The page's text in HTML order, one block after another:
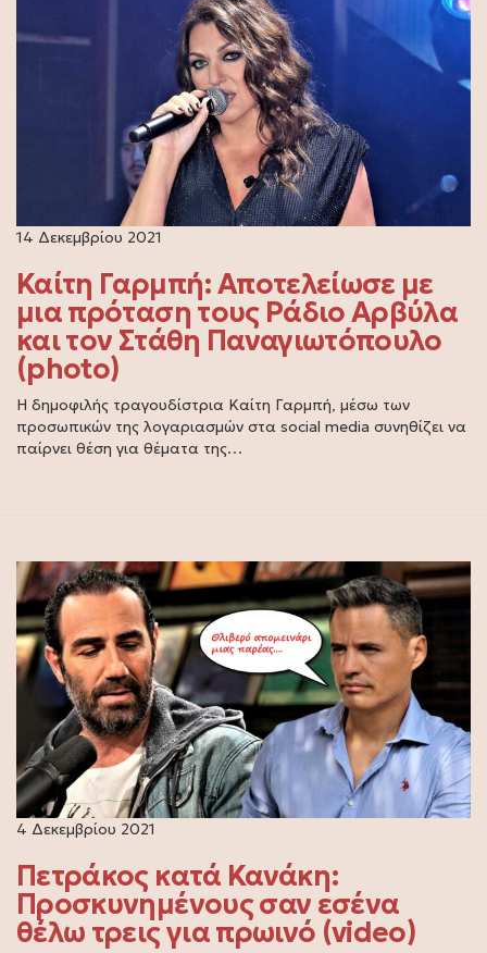
14 Δεκεμβρίου 2021
Καίτη Γαρμπή: Αποτελείωσε με
μια πρόταση τους Ράδιο Αρβύλα
και τον Στάθη Παναγιωτόπουλο
(photo)
Η δημοφιλής τραγουδίστρια Καίτη Γαρμπή, μέσω των
προσωπικών της λογαριασμών στα social media συνηθίζει να
παίρνει θέση για θέματα της…
4 Δεκεμβρίου 2021
Πετράκος κατά Κανάκη:
Προσκυνημένους σαν εσένα
θέλω τρεις για πρωινό (video)